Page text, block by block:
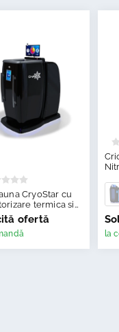
CryoStar cu
termica si
de oxigen
ofertă
la